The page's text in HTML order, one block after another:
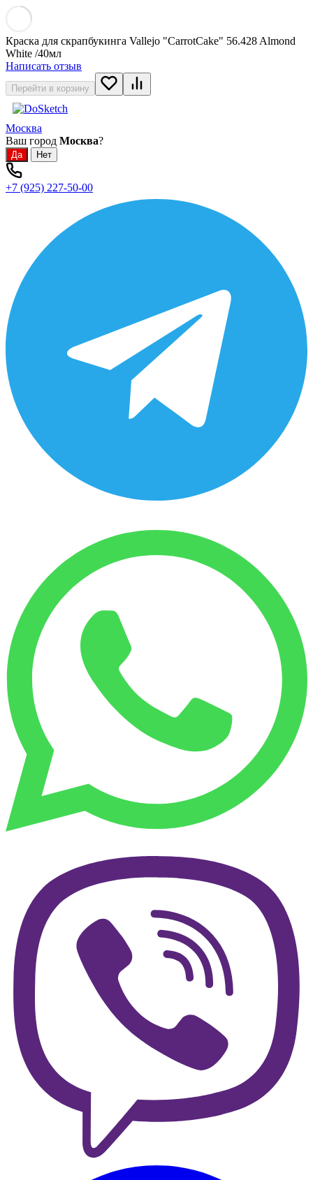
Краска для скрапбукинга Vallejo "CarrotCake" 56.428 Almond
White /40мл
Написать отзыв
Перейти в корзину
Москва
Ваш город Москва?
+7 (925) 227-50-00